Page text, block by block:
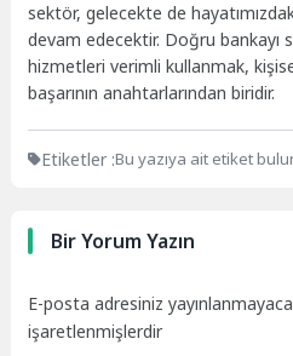
sektör, gelecekte de
devam edecektir. Doğru bankayı
hizmetleri verimli kullanmak,
başarının anahtarlarından biridir.
Etiketler :Bu yazıya ait etiket
Bir Yorum Yazın
E-posta adresiniz
işaretlenmişlerdir